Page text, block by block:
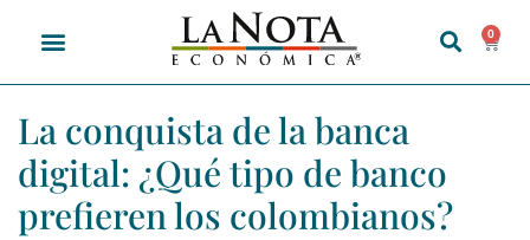
0
La conquista de la banca
digital: ¿Qué tipo de banco
prefieren los colombianos?